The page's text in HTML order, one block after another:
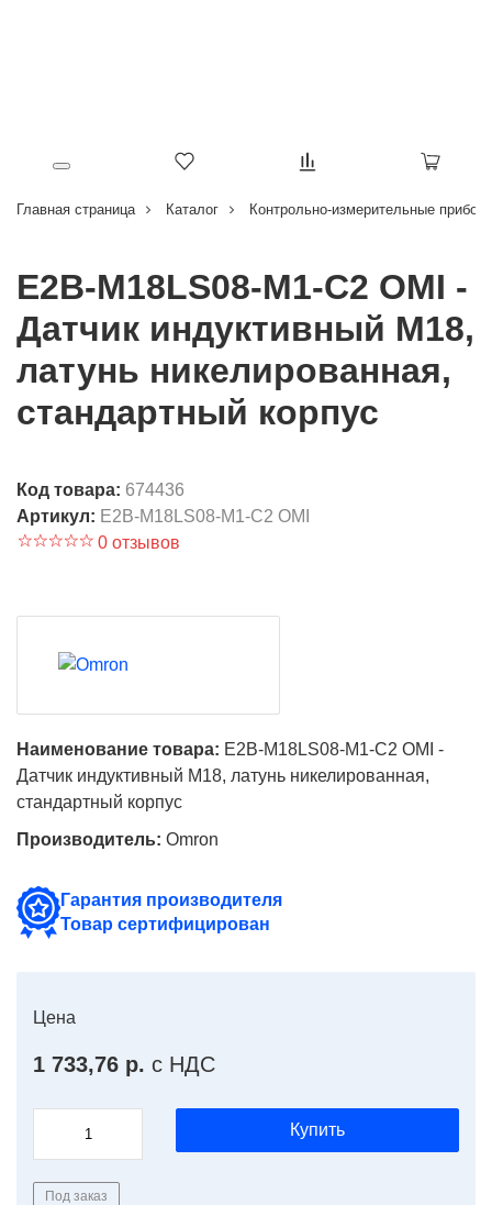
Главная страница Каталог Контрольно-измерительные
E2B-M18LS08-M1-C2 OMI -
Датчик индуктивный M18,
латунь никелированная,
стандартный корпус
Код товара: 674436
Артикул: E2B-M18LS08-M1-C2 OMI
0 отзывов
Наименование товара: E2B-M18LS08-M1-C2 OMI -
Датчик индуктивный M18, латунь никелированная,
стандартный корпус
Производитель: Omron
Гарантия производителя
Товар сертифицирован
Цена
1 733,76 р. с НДС
Купить
Под заказ